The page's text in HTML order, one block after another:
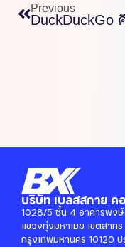
Previous
บริษัท เบลสสกาย ค
1028/5 ชั้น 4 อาคารพง
แขวงทุ่งมหาเมฆ เขตสาทร
กรุงเทพมหานคร 10120 ป